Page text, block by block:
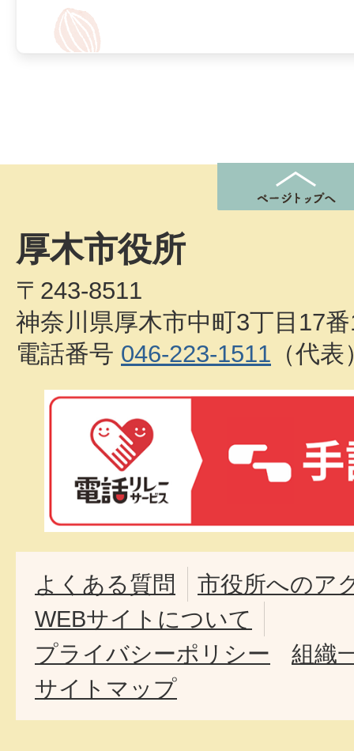
厚木市役所
〒243-8511
神奈川県厚木市中町3丁目17
電話番号 046-223-1511 （代表
よくある質問
市役所へのア
WEBサイトについて
プライバシーポリシー
組織
サイトマップ